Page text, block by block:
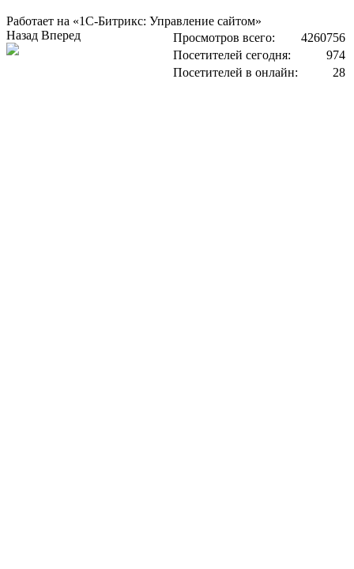
Работает на «1С-Битрикс: Управление сайтом»
Просмотров всего:
4260756
Посетителей сегодня:
974
Посетителей в онлайн:
28
Назад Вперед